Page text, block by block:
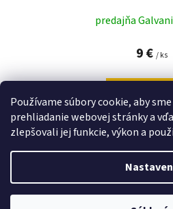
Používame súbory cookie, aby
prehliadanie webovej stránky a
zlepšovali jej funkcie, výkon a
predajňa
9 € / ks
DO KOŠÍKA
O
v
položiek